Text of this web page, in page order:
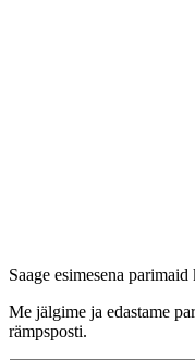
Saage esimesena
Me jälgime ja edastame
rämpsposti.